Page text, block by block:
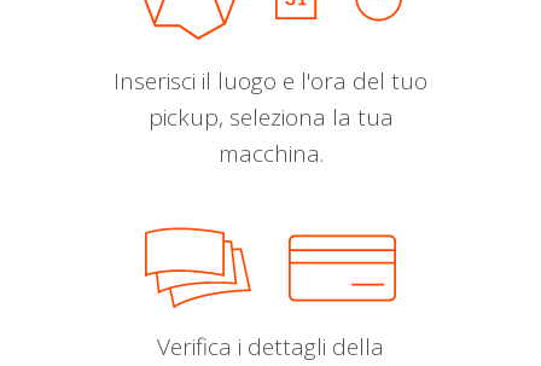
Inserisci il luogo e l'ora del tuo
pickup, seleziona la tua
macchina.
Verifica i dettagli della